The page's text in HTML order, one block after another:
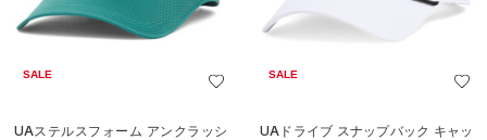
SALE
UAステルスフォーム アンクラッシ
SALE
UAドライブ スナップバック キャッ